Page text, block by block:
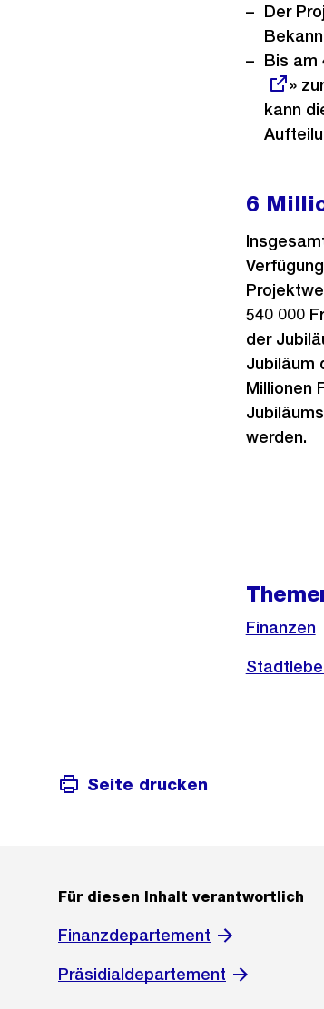
Der
Bis am
»
kann
6
540 000
der
Jubiläum
Millionen
werden.
Finanzen
Seite drucken
Für diesen Inhalt verantwortlich
Finanzdepartement
Präsidialdepartement